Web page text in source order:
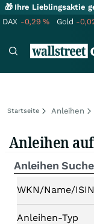
🎁 Ihre Lieblingsaktie
DAX -0,29% Gold -
Startseite Anleihen
Anleihen
Anleihen Suche
WKN/Name/ISIN
Anleihen-Typ